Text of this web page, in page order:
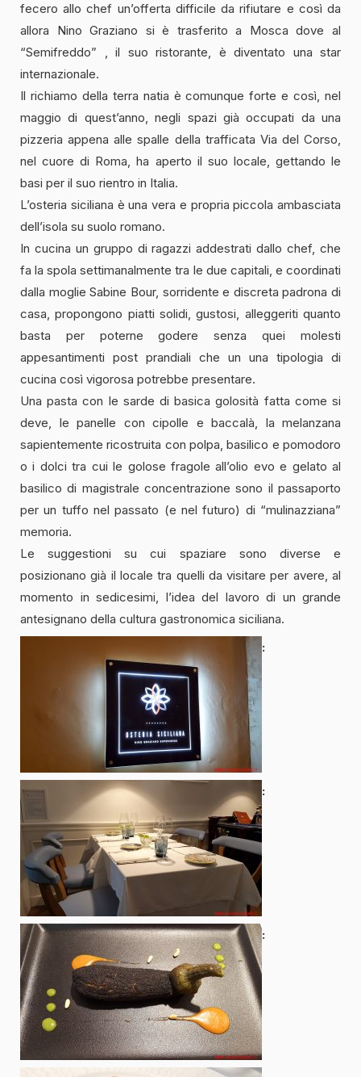
fecero allo chef un’offerta difficile da rifiutare e così da
allora Nino Graziano si è trasferito a Mosca dove al
“Semifreddo” , il suo ristorante, è diventato una star
internazionale.
Il richiamo della terra natia è comunque forte e così, nel
maggio di quest’anno, negli spazi già occupati da una
pizzeria appena alle spalle della trafficata Via del Corso,
nel cuore di Roma, ha aperto il suo locale, gettando le
basi per il suo rientro in Italia.
L’osteria siciliana è una vera e propria piccola ambasciata
dell’isola su suolo romano.
In cucina un gruppo di ragazzi addestrati dallo chef, che
fa la spola settimanalmente tra le due capitali, e coordinati
dalla moglie Sabine Bour, sorridente e discreta padrona di
casa, propongono piatti solidi, gustosi, alleggeriti quanto
basta per poterne godere senza quei molesti
appesantimenti post prandiali che un una tipologia di
cucina così vigorosa potrebbe presentare.
Una pasta con le sarde di basica golosità fatta come si
deve, le panelle con cipolle e baccalà, la melanzana
sapientemente ricostruita con polpa, basilico e pomodoro
o i dolci tra cui le golose fragole all’olio evo e gelato al
basilico di magistrale concentrazione sono il passaporto
per un tuffo nel passato (e nel futuro) di “mulinazziana”
memoria.
Le suggestioni su cui spaziare sono diverse e
posizionano già il locale tra quelli da visitare per avere, al
momento in sedicesimi, l’idea del lavoro di un grande
antesignano della cultura gastronomica siciliana.